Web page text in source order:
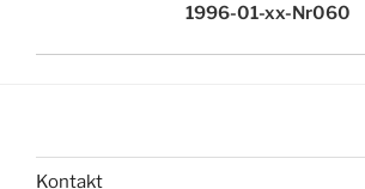
1996-01-xx-Nr060
Kontakt